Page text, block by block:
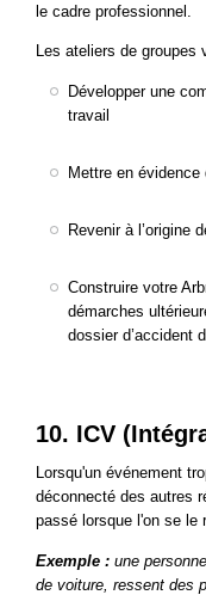
le cadre professionnel.
Les ateliers de groupes
Développer une
travail
Mettre en
Revenir à l’origine
Construire votre
démarches
dossier d’accident
10. ICV
Lorsqu'un événement
déconnecté des autres
passé lorsque l'on se le
Exemple : une
de voiture, ressent des